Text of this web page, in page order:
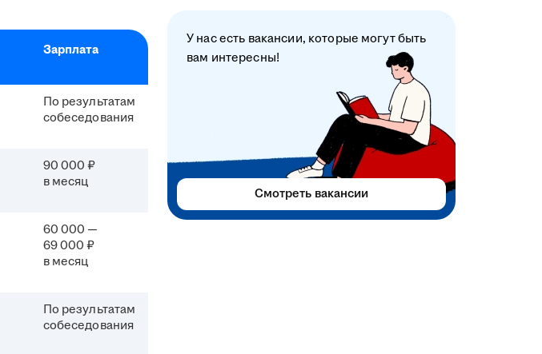
Зарплата
По результатам
собеседования
90 000 ₽
в месяц
60 000 —
69 000 ₽
в месяц
По результатам
собеседования
У нас есть вакансии, которые могут быть
вам интересны!
Смотреть вакансии